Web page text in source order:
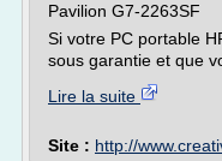
Pavilion G7-2263SF
Si votre PC portable
sous garantie et que
Lire la suite
Site : http://